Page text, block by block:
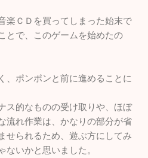
楽ＣＤを買ってしまった始末で
とで、このゲームを始めたの
、ポンポンと前に進めることに
ス的なものの受け取りや、ほぼ
流れ作業は、かなりの部分が省
せられるため、遊ぶ方にしてみ
ないかと思いました。